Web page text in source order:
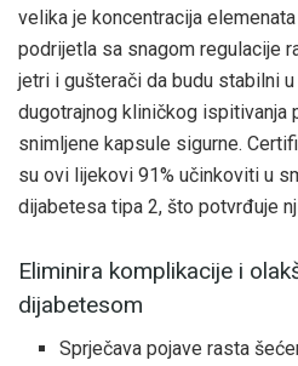
velika je koncentracija
podrijetla sa snagom regulacije
jetri i gušterači da budu stabilni
dugotrajnog kliničkog ispitivanja
snimljene kapsule sigurne.
su ovi lijekovi 91% učinkoviti u
dijabetesa tipa 2, što potvrđuje
Eliminira komplikacije i
dijabetesom
Sprječava pojave rasta